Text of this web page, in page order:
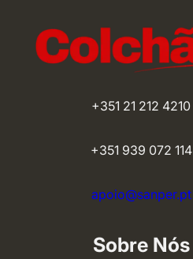
+351 21 212 4210
+351 939 072 114
apoio@sanper.pt
Sobre Nós